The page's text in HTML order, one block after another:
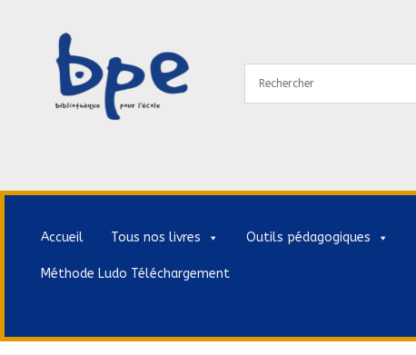
Accueil Tous nos livres Outils pédagogiques
Méthode Ludo Téléchargement